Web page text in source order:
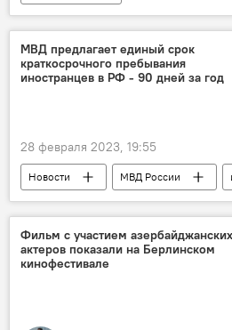
Международное энергетическое
Газ
спрос
Потребление
Китай
СПГ Россия
МВД предлагает единый срок
краткосрочного пребывания
иностранцев в РФ - 90 дней за год
28 февраля 2023, 19:55
Новости МВД России
миграционный режим
Фильм с участием азербайджанских
актеров показали на Берлинском
кинофестивале